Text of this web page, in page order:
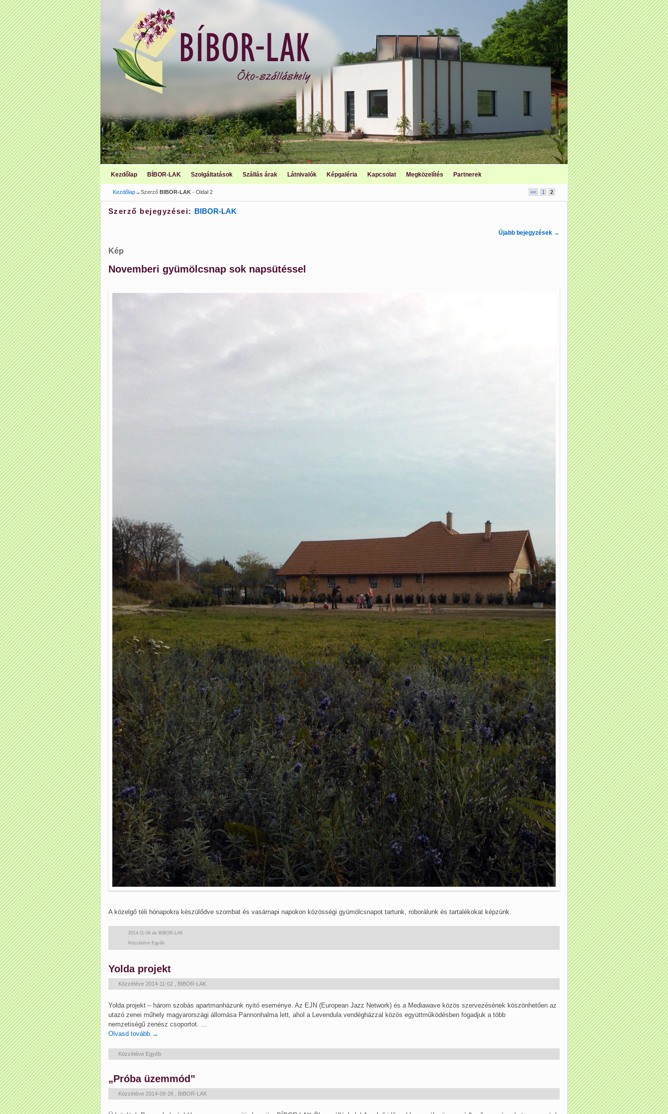
Kezdőlap BÍBOR-LAK Szolgáltatások Szállás árak Látnivalók Képgaléria Kapcsolat Megközelítés Partnerek
Kezdőlap→Szerző BIBOR-LAK - Oldal 2 << 1 2
Szerző bejegyzései: BIBOR-LAK
Újabb bejegyzések →
Kép
Novemberi gyümölcsnap sok napsütéssel
A közelgő téli hónapokra készülődve szombat és vasárnapi napokon közösségi gyümölcsnapot tartunk, roborálunk és tartalékokat képzünk.
2014-11-06 de BIBOR-LAK
Közzétéve Egyéb
Yolda projekt
Közzétéve 2014-11-02 , BIBOR-LAK
Yolda projekt – három szobás apartmanházunk nyitó eseménye. Az EJN (European Jazz Network) és a Mediawave közös szervezésének köszönhetően az
utazó zenei műhely magyarországi állomása Pannonhalma lett, ahol a Levendula vendégházzal közös együttműködésben fogadjuk a több
nemzetiségű zenész csoportot. …
Olvasd tovább →
Közzétéve Egyéb
„Próba üzemmód”
Közzétéve 2014-09-26 BIBOR-LAK